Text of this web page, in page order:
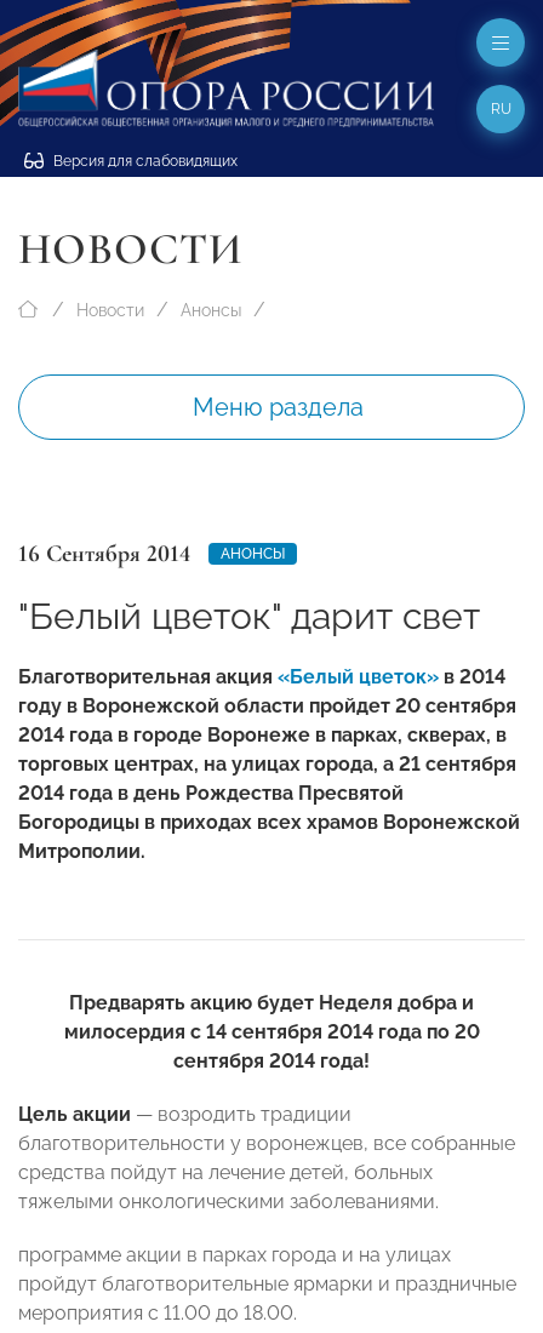
Версия для слабовидящих
RU
НОВОСТИ
Новости Анонсы
Меню раздела
16 Сентября 2014 АНОНСЫ
"Белый цветок" дарит свет
Благотворительная акция «Белый цветок» в 2014
году в Воронежской области пройдет 20 сентября
2014 года в городе Воронеже в парках, скверах, в
торговых центрах, на улицах города, а 21 сентября
2014 года в день Рождества Пресвятой
Богородицы в приходах всех храмов Воронежской
Митрополии.
Предварять акцию будет Неделя добра и
милосердия с 14 сентября 2014 года по 20
сентября 2014 года!
Цель акции — возродить традиции
благотворительности у воронежцев, все собранные
средства пойдут на лечение детей, больных
тяжелыми онкологическими заболеваниями.
программе акции в парках города и на улицах
пройдут благотворительные ярмарки и праздничные
мероприятия с 11.00 до 18.00.